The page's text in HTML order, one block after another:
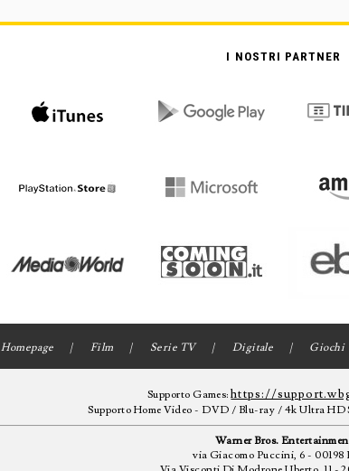
I NOSTRI PARTNER
Homepage Film Serie TV Digitale Giochi
Supporto Games:https://
Supporto Home Video - DVD / Blu-ray / 4k Ultra HD
Warner Bros.
via Giacomo Puccini, 6 - 00198